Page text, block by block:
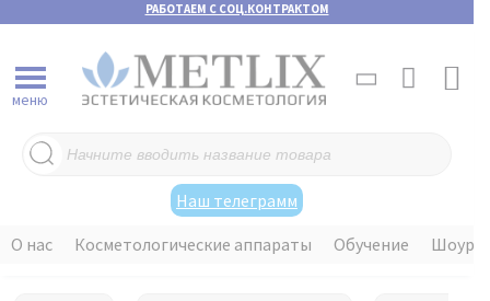
РАБОТАЕМ С СОЦ.КОНТРАКТОМ
Поиск
товаров
Наш телеграмм
меню
О нас Косметологические аппараты Обучение